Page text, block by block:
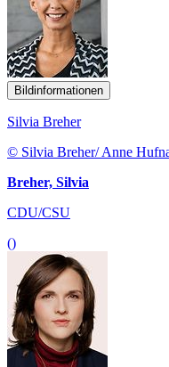
Bildinformationen
Silvia Breher
© Silvia Breher/ Anne
Breher, Silvia
CDU/CSU
()